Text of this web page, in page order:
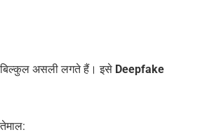
असली लगते हैं। इसे Deepfake